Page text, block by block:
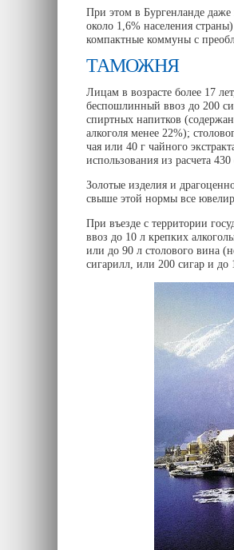
При этом в Бургенланде
около 1,6% населения
компактные коммуны с
ТАМОЖНЯ
Лицам в возрасте более 17
беспошлинный ввоз до 200
спиртных напитков
алкоголя менее 22%);
чая или 40 г чайного
использования из расчета
Золотые изделия и
свыше этой нормы все
При въезде с территории
ввоз до 10 л крепких
или до 90 л столового вина
сигарилл, или 200 сигар и до